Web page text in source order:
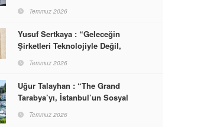
Temmuz 2026
Yusuf Sertkaya : “Geleceğin
Şirketleri Teknolojiyle Değil,
Temmuz 2026
Uğur Talayhan : “The Grand
Tarabya’yı, İstanbul’un Sosyal
Destinasyon Haline Getirmeyi
Temmuz 2026